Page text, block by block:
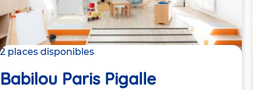
2 places disponibles
Babilou Paris Pigalle